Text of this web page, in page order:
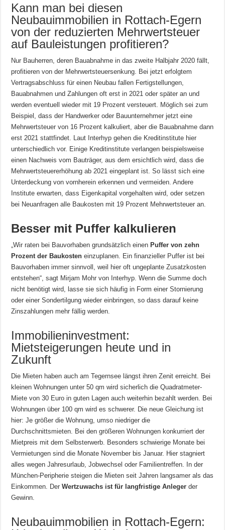
Kann man bei diesen
Neubauimmobilien in Rottach-Egern
von der reduzierten Mehrwertsteuer
auf Bauleistungen profitieren?
Nur Bauherren, deren Bauabnahme in das zweite Halbjahr 2020 fällt,
profitieren von der Mehrwertsteuersenkung. Bei jetzt erfolgtem
Vertragsabschluss für einen Neubau fallen Fertigstellungen,
Bauabnahmen und Zahlungen oft erst in 2021 oder später an und
werden eventuell wieder mit 19 Prozent versteuert. Möglich sei zum
Beispiel, dass der Handwerker oder Bauunternehmer jetzt eine
Mehrwertsteuer von 16 Prozent kalkuliert, aber die Bauabnahme dann
erst 2021 stattfindet. Laut Interhyp gehen die Kreditinstitute hier
unterschiedlich vor. Einige Kreditinstitute verlangen beispielsweise
einen Nachweis vom Bauträger, aus dem ersichtlich wird, dass die
Mehrwertsteuererhöhung ab 2021 eingeplant ist. So lässt sich eine
Unterdeckung von vornherein erkennen und vermeiden. Andere
Institute erwarten, dass Eigenkapital vorgehalten wird, oder setzen
bei Neuanfragen alle Baukosten mit 19 Prozent Mehrwertsteuer an.
Besser mit Puffer kalkulieren
„Wir raten bei Bauvorhaben grundsätzlich einen Puffer von zehn
Prozent der Baukosten einzuplanen. Ein finanzieller Puffer ist bei
Bauvorhaben immer sinnvoll, weil hier oft ungeplante Zusatzkosten
entstehen“, sagt Mirjam Mohr von Interhyp. Wenn die Summe doch
nicht benötigt wird, lasse sie sich häufig in Form einer Stornierung
oder einer Sondertilgung wieder einbringen, so dass darauf keine
Zinszahlungen mehr fällig werden.
Immobilieninvestment:
Mietsteigerungen heute und in
Zukunft
Die Mieten haben auch am Tegernsee längst ihren Zenit erreicht. Bei
kleinen Wohnungen unter 50 qm wird sicherlich die Quadratmeter-
Miete von 30 Euro in guten Lagen auch weiterhin bezahlt werden. Bei
Wohnungen über 100 qm wird es schwerer. Die neue Gleichung ist
hier: Je größer die Wohnung, umso niedriger die
Durchschnittsmieten. Bei den größeren Wohnungen konkurriert der
Mietpreis mit dem Selbsterwerb. Besonders schwierige Monate bei
Vermietungen sind die Monate November bis Januar. Hier stagniert
alles wegen Jahresurlaub, Jobwechsel oder Familientreffen. In der
München-Peripherie steigen die Mieten seit Jahren langsamer als das
Einkommen. DerWertzuwachs ist für langfristige Anleger der
Gewinn.
Neubauimmobilien in Rottach-Egern: